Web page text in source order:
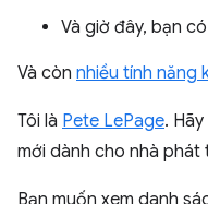
Và giờ đây, bạn
Và còn nhiều tính năng
Tôi là Pete LePage.
mới dành cho nhà
Bạn muốn xem danh